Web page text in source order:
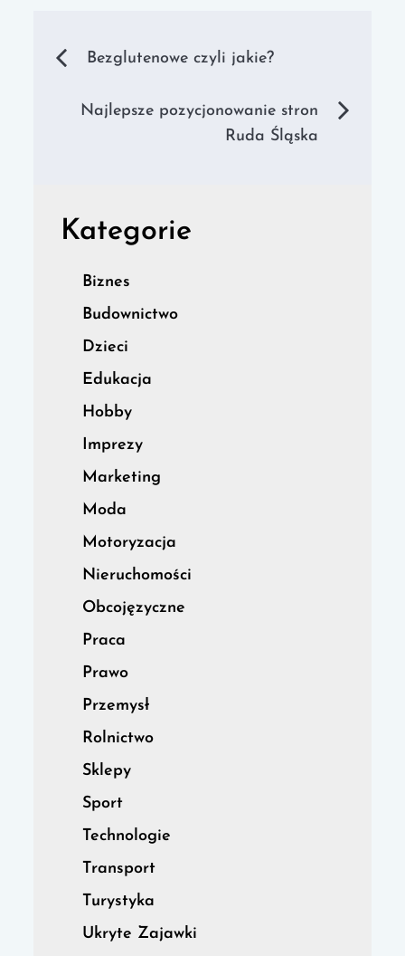
Nawigacja
wpisu
Bezglutenowe czyli jakie?
Najlepsze pozycjonowanie stron
Ruda Śląska
Kategorie
Biznes
Budownictwo
Dzieci
Edukacja
Hobby
Imprezy
Marketing
Moda
Motoryzacja
Nieruchomości
Obcojęzyczne
Praca
Prawo
Przemysł
Rolnictwo
Sklepy
Sport
Technologie
Transport
Turystyka
Ukryte Zajawki